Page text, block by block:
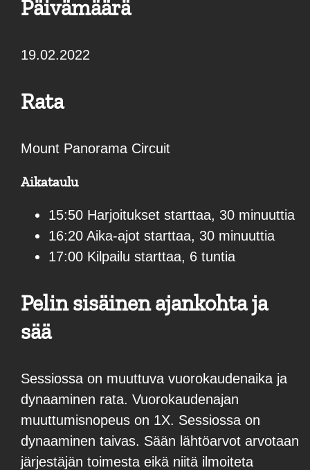
Päivämäärä
19.02.2022
Rata
Mount Panorama Circuit
Aikataulu
15:50 Harjoitukset starttaa, 30 minuuttia
16:20 Aika-ajot starttaa, 30 minuuttia
17:00 Kilpailu starttaa, 6 tuntia
Pelin sisäinen ajankohta ja
sää
Sessiossa on muuttuva vuorokaudenaika ja
dynaaminen rata. Vuorokaudenajan
muuttumisnopeus on 1X. Sessiossa on
dynaaminen taivas. Sään lähtöarvot arvotaan
järjestäjän toimesta eikä niitä ilmoiteta